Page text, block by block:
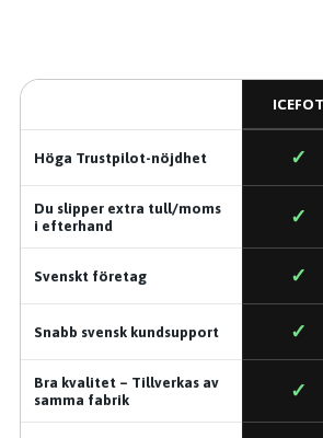
ICEFOT
Höga Trustpilot-nöjdhet ✓
Du slipper extra tull/moms
i efterhand
✓
Svenskt företag ✓
Snabb svensk kundsupport ✓
Bra kvalitet – Tillverkas av
samma fabrik
✓